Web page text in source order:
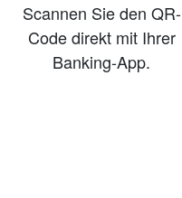
Scannen Sie den QR-
Code direkt mit Ihrer
Banking-App.